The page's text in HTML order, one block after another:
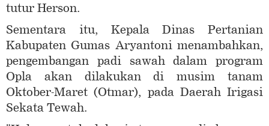
tutur Herson.
Sementara itu, Kepala Dinas Pertanian
Kabupaten Gumas Aryantoni menambahkan,
pengembangan padi sawah dalam program
Opla akan dilakukan di musim tanam
Oktober-Maret (Otmar), pada Daerah Irigasi
Sekata Tewah.